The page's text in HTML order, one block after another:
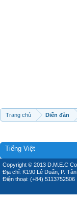
Trang chủ Diễn đàn
Tiếng Việt
Copyright © 2013 D.M.E.C
Địa chỉ: K190 Lê Duẩn, P.
Điện thoại: (+84) 5113752506